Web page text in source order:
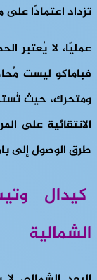
تزداد اعتمادًا
عمليًا، لا يُعتبر
فباماكو ليست
ومتحرك، حيث
الانتقائية على
طرق الوصول إلى
كيدال
الشمالية